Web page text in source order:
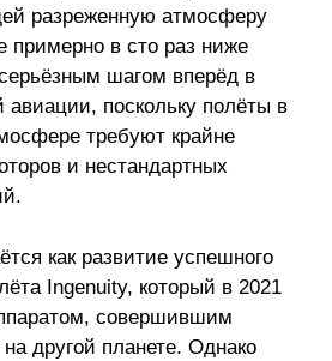
разреженную атмосферу
примерно в сто раз ниже
шагом вперёд в
авиации, поскольку полёты в
требуют крайне
и нестандартных
как развитие успешного
Ingenuity, который в 2021
совершившим
другой планете. Однако